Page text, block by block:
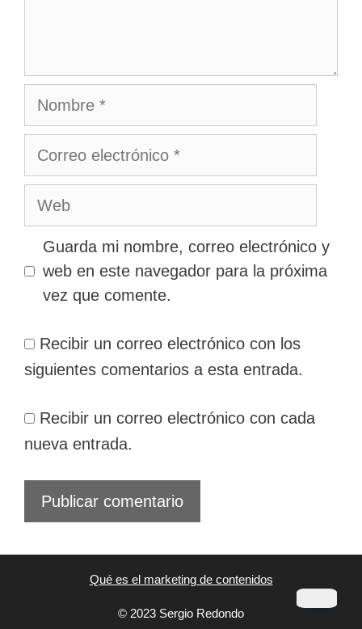
Nombre
Correo
Web
Guarda mi nombre, correo electrónico y
web en este navegador para la próxima
vez que comente.
Recibir un correo electrónico con los
siguientes comentarios a esta entrada.
Recibir un correo electrónico con cada
nueva entrada.
Qué es el marketing de contenidos
© 2023 Sergio Redondo